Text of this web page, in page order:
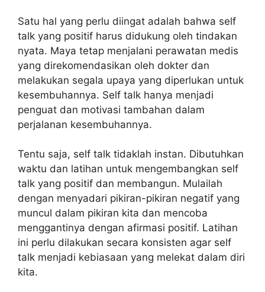
Satu hal yang perlu diingat adalah bahwa self
talk yang positif harus didukung oleh tindakan
nyata. Maya tetap menjalani perawatan medis
yang direkomendasikan oleh dokter dan
melakukan segala upaya yang diperlukan untuk
kesembuhannya. Self talk hanya menjadi
penguat dan motivasi tambahan dalam
perjalanan kesembuhannya.
Tentu saja, self talk tidaklah instan. Dibutuhkan
waktu dan latihan untuk mengembangkan self
talk yang positif dan membangun. Mulailah
dengan menyadari pikiran-pikiran negatif yang
muncul dalam pikiran kita dan mencoba
menggantinya dengan afirmasi positif. Latihan
ini perlu dilakukan secara konsisten agar self
talk menjadi kebiasaan yang melekat dalam diri
kita.